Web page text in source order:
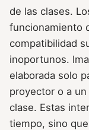
de las clases.
funcionamiento
compatibilidad
inoportunos.
elaborada solo
proyector o a
clase. Estas
tiempo, sino